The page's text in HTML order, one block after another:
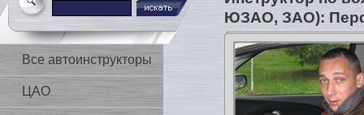
Все автоинструкторы
ЦАО
ЮЗАО, ЗАО):